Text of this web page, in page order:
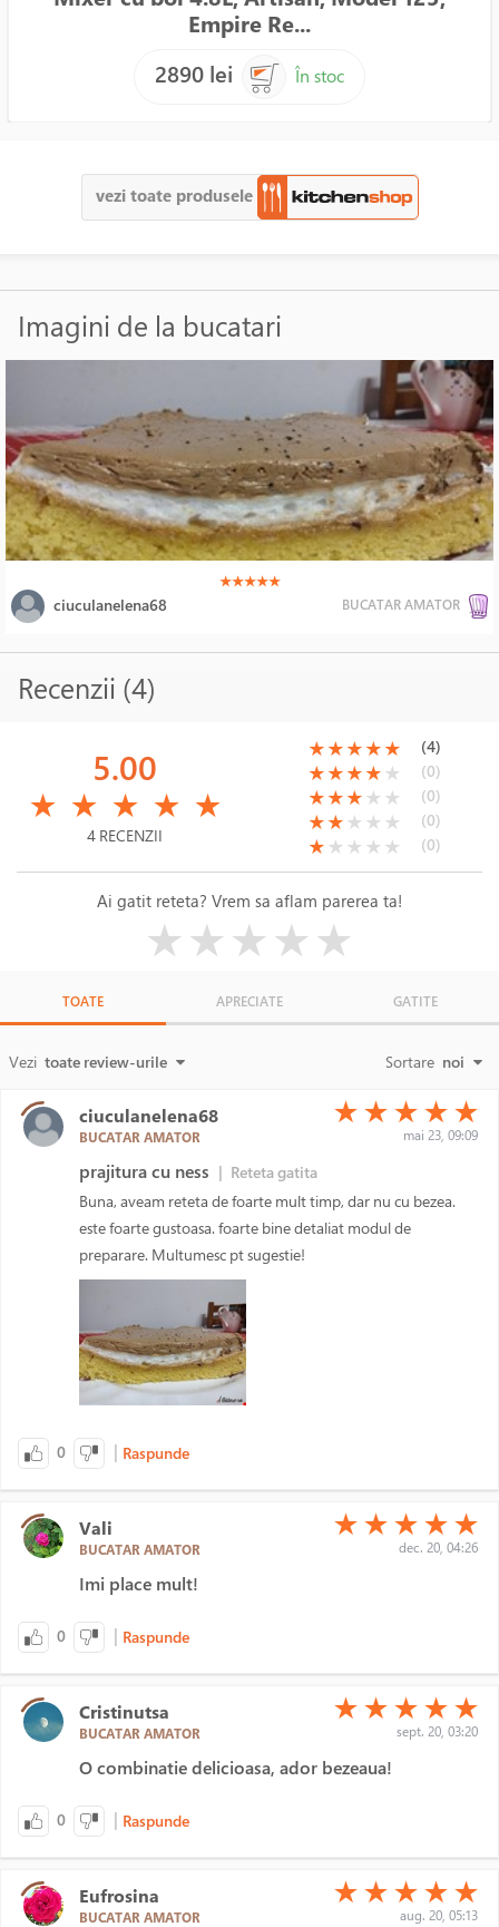
Empire Re...
2890 lei
În stoc
vezi toate produsele
Imagini de la bucatari
(*)
★(*)
★(*)
★(*)
★(*)
★
ciuculanelena68 BUCATAR AMATOR
Recenzii (4)
5.00
★ ★ ★ ★ ★
4 RECENZII
(*)
★(*)
★(*)
★(*)
★(*)
★ (4)
(*)
★(*)
★(*)
★(*)
★( )
★ (0)
(*)
★(*)
★(*)
★( )
★ ( )
★ (0)
(*)
★(*)
★( )
★ ( )
★ ( )
★ (0)
(*)
★( )
★ ( )
★ ( )
★ ( )
★ (0)
Ai gatit reteta? Vrem sa aflam parerea ta!
★★★★★
TOATE APRECIATE GATITE
Vezi toate review-urile Sortare noi
ciuculanelena68
BUCATAR AMATOR
(*)
★ (*)
★ (*)
★ (*)
★ (*)
★
mai 23, 09:09
prajitura cu ness | Reteta gatita
Buna, aveam reteta de foarte mult timp, dar nu cu bezea.
este foarte gustoasa. foarte bine detaliat modul de
preparare. Multumesc pt sugestie!
0 | Raspunde
Vali
BUCATAR AMATOR
(*)
★ (*)
★ (*)
★ (*)
★ (*)
★
dec. 20, 04:26
Imi place mult!
0 | Raspunde
Cristinutsa
BUCATAR AMATOR
(*)
★ (*)
★ (*)
★ (*)
★ (*)
★
sept. 20, 03:20
O combinatie delicioasa, ador bezeaua!
0 | Raspunde
Eufrosina
BUCATAR AMATOR
(*)
★ (*)
★ (*)
★ (*)
★ (*)
★
aug. 20, 05:13